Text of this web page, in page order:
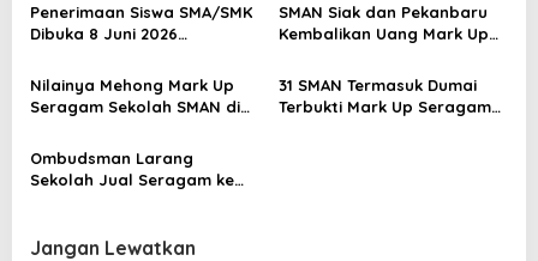
Penerimaan Siswa SMA/SMK
Dibuka 8 Juni 2026
SMAN Siak dan Pekanbaru
Kembalikan Uang Mark Up
Dumai Belum
Nilainya Mehong Mark Up
Seragam Sekolah SMAN di
Dikembalikan
31 SMAN Termasuk Dumai
Terbukti Mark Up Seragam
Ombudsman Larang
Sekolah Jual Seragam ke
Jangan Lewatkan